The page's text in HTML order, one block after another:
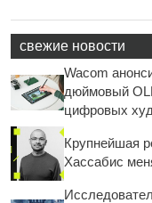
свежие новости
Wacom
дюймовый
цифровых
Крупнейшая
Хассабис